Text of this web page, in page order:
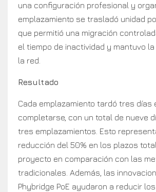
una configuración profesional y
emplazamiento se trasladó unidad
que permitió una migración
el tiempo de inactividad y mantuvo
la red.
Resultado
Cada emplazamiento tardó tres días
completarse, con un total de nueve
tres emplazamientos. Esto
reducción del 50% en los plazos
proyecto en comparación con las
tradicionales. Además, las
Phybridge PoE ayudaron a reducir